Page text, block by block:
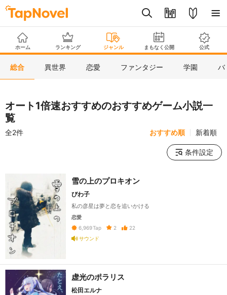
ホーム ランキング ジャンル まもなく公開 公式
総合 異世界 恋愛 ファンタジー 学園 バ
オート1倍速おすすめのおすすめゲーム小説一
覧
全2件 おすすめ順 新着順
条件設定
雪の上のプロキオン
びわ子
私の彦星は夢と恋を追いかける
恋愛
6,969Tap 2
22
サウンド
虚光のポラリス
松田エルナ